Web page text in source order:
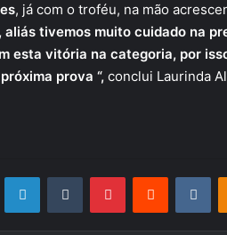
, já com o troféu, na mão
aliás tivemos muito cuidado na
esta vitória na categoria, por
prova “, conclui Laurinda
LinkedInTumblr PinterestReddit